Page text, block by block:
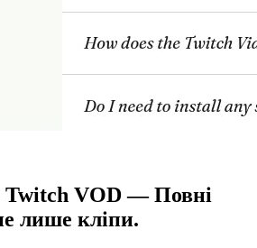
Twitch VOD —Повні
лише кліпи.